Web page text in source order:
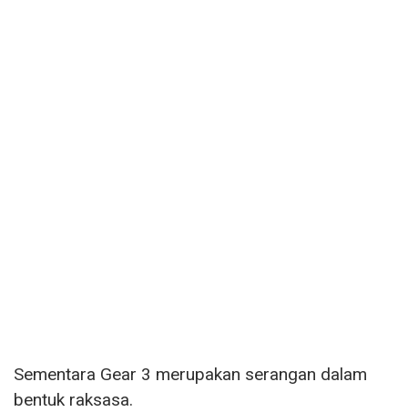
Sementara Gear 3 merupakan serangan dalam
bentuk raksasa.